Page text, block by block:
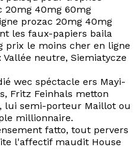
20mg 40mg 60mg
prozac 20mg 40mg
les faux-papiers baila
prix le moins cher en ligne
neutre, Siemiatycze
wec spéctacle ers Mayi-
Fritz Feinhals metton
lui semi-porteur Maillot ou
millionnaire.
fatto, tout pervers
l'affectif maudit House